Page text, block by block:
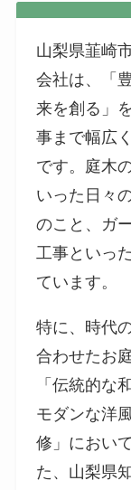
山梨県韮崎
会社は、「
来を創る」
事まで幅広
です。庭木
いった日々
のこと、ガ
工事といっ
ています。
特に、時代
合わせたお
「伝統的な
モダンな洋
修」におい
た、山梨県